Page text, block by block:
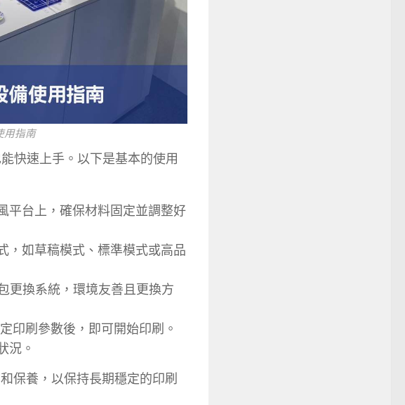
用指南
快速上手。以下是基本的使用
平台上，確保材料固定並調整好
，如草稿模式、標準模式或高品
更換系統，環境友善且更換方
印刷參數後，即可開始印刷。
況。
保養，以保持長期穩定的印刷